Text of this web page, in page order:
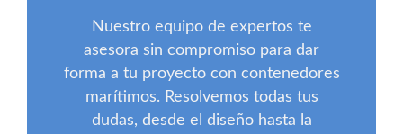
Nuestro equipo de expertos te
asesora sin compromiso para dar
forma a tu proyecto con contenedores
marítimos. Resolvemos todas tus
dudas, desde el diseño hasta la